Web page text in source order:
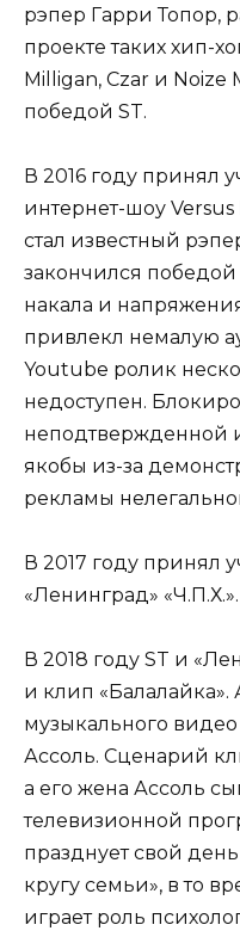
рэпер Гарри Топор,
проекте таких хип-
Milligan, Czar и Noize
победой ST.
В 2016 году принял
интернет-шоу
стал известный
закончился
накала и
привлекл немалую
Youtube ролик
недоступен.
неподтвержденной
якобы из-за
рекламы
В 2017 году принял
«Ленинград» «Ч.П.Х.».
В 2018 году ST и
и клип
музыкального
Ассоль. Сценарий
а его жена Ассоль
телевизионной
празднует свой
кругу семьи», в то
играет роль